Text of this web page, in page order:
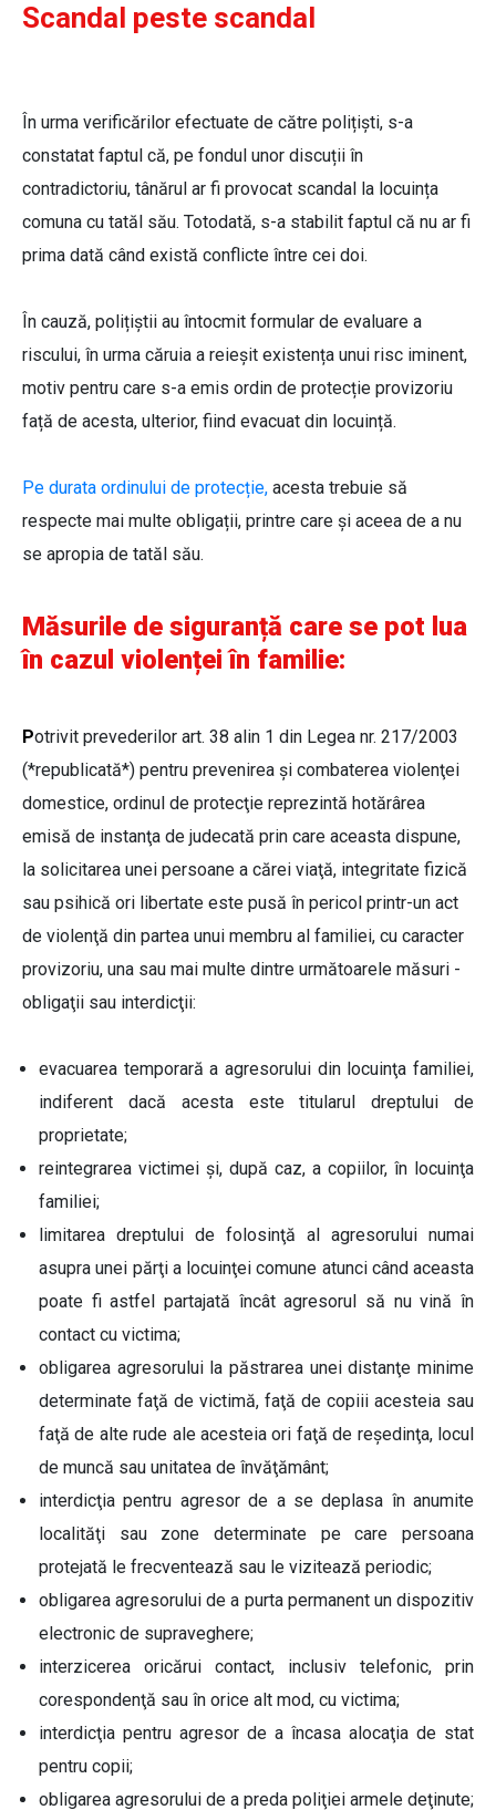
Scandal peste scandal
În urma verificărilor efectuate de către polițiști, s-a
constatat faptul că, pe fondul unor discuții în
contradictoriu, tânărul ar fi provocat scandal la locuința
comuna cu tatăl său. Totodată, s-a stabilit faptul că nu ar fi
prima dată când există conflicte între cei doi.
În cauză, polițiștii au întocmit formular de evaluare a
riscului, în urma căruia a reieșit existența unui risc iminent,
motiv pentru care s-a emis ordin de protecție provizoriu
față de acesta, ulterior, fiind evacuat din locuință.
Pe durata ordinului de protecție, acesta trebuie să
respecte mai multe obligații, printre care și aceea de a nu
se apropia de tatăl său.
Măsurile de siguranță care se pot lua
în cazul violenței în familie:
Potrivit prevederilor art. 38 alin 1 din Legea nr. 217/2003
(*republicată*) pentru prevenirea şi combaterea violenţei
domestice, ordinul de protecţie reprezintă hotărârea
emisă de instanţa de judecată prin care aceasta dispune,
la solicitarea unei persoane a cărei viaţă, integritate fizică
sau psihică ori libertate este pusă în pericol printr-un act
de violenţă din partea unui membru al familiei, cu caracter
provizoriu, una sau mai multe dintre următoarele măsuri -
obligaţii sau interdicţii:
evacuarea temporară a agresorului din locuinţa familiei,
indiferent dacă acesta este titularul dreptului de
proprietate;
reintegrarea victimei şi, după caz, a copiilor, în locuinţa
familiei;
limitarea dreptului de folosinţă al agresorului numai
asupra unei părţi a locuinţei comune atunci când aceasta
poate fi astfel partajată încât agresorul să nu vină în
contact cu victima;
obligarea agresorului la păstrarea unei distanţe minime
determinate faţă de victimă, faţă de copiii acesteia sau
faţă de alte rude ale acesteia ori faţă de reşedinţa, locul
de muncă sau unitatea de învăţământ;
interdicţia pentru agresor de a se deplasa în anumite
localităţi sau zone determinate pe care persoana
protejată le frecventează sau le vizitează periodic;
obligarea agresorului de a purta permanent un dispozitiv
electronic de supraveghere;
interzicerea oricărui contact, inclusiv telefonic, prin
corespondenţă sau în orice alt mod, cu victima;
interdicţia pentru agresor de a încasa alocaţia de stat
pentru copii;
obligarea agresorului de a preda poliţiei armele deţinute;